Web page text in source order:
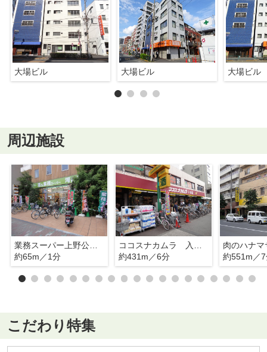
大場ビル 大場ビル 大場ビル
周辺施設
業務スーパー上野公園店
約65m／1分
ココスナカムラ 入谷店
約431m／6分
肉のハナ
約551m／
こだわり特集